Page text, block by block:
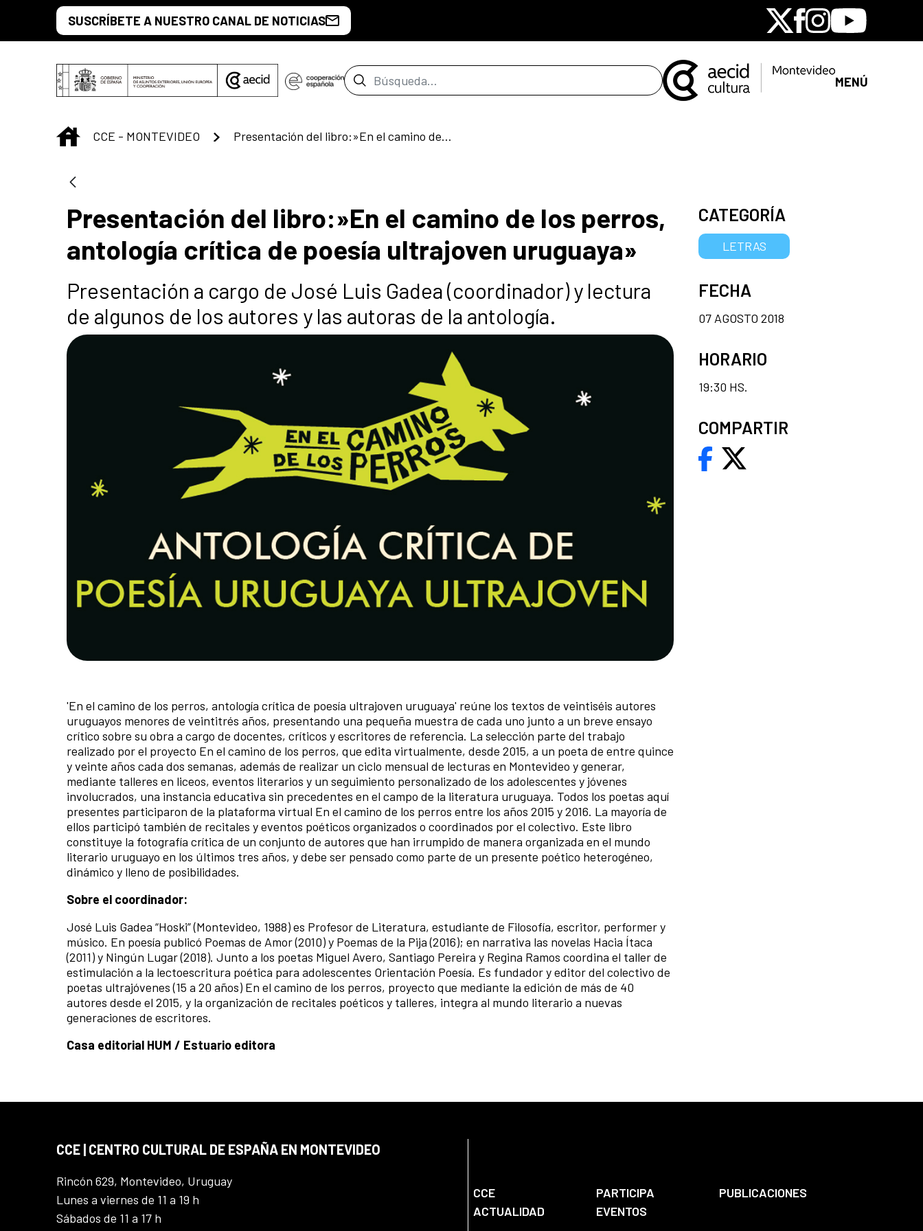
Saltar al contenido principal
SUSCRÍBETE A NUESTRO CANAL DE NOTICIAS X Facebook
Instagram
Youtube
Barra de búsqueda MENÚ
INICIO
CCE - MONTEVIDEO Presentación del libro:»En el camino de los perros, antología crítica de poesía ultrajoven uruguaya»
Presentación del libro:»En el camino de los perros,
antología crítica de poesía ultrajoven uruguaya»
Presentación a cargo de José Luis Gadea (coordinador) y lectura
de algunos de los autores y las autoras de la antología.
'En el camino de los perros, antología crítica de poesía ultrajoven uruguaya' reúne los textos de veintiséis autores
uruguayos menores de veintitrés años, presentando una pequeña muestra de cada uno junto a un breve ensayo
crítico sobre su obra a cargo de docentes, críticos y escritores de referencia. La selección parte del trabajo
realizado por el proyecto En el camino de los perros, que edita virtualmente, desde 2015, a un poeta de entre quince
y veinte años cada dos semanas, además de realizar un ciclo mensual de lecturas en Montevideo y generar,
mediante talleres en liceos, eventos literarios y un seguimiento personalizado de los adolescentes y jóvenes
involucrados, una instancia educativa sin precedentes en el campo de la literatura uruguaya. Todos los poetas aquí
presentes participaron de la plataforma virtual En el camino de los perros entre los años 2015 y 2016. La mayoría de
ellos participó también de recitales y eventos poéticos organizados o coordinados por el colectivo. Este libro
constituye la fotografía crítica de un conjunto de autores que han irrumpido de manera organizada en el mundo
literario uruguayo en los últimos tres años, y debe ser pensado como parte de un presente poético heterogéneo,
dinámico y lleno de posibilidades.
Sobre el coordinador:
José Luis Gadea “Hoski” (Montevideo, 1988) es Profesor de Literatura, estudiante de Filosofía, escritor, performer y
músico. En poesía publicó Poemas de Amor (2010) y Poemas de la Pija (2016); en narrativa las novelas Hacia Ítaca
(2011) y Ningún Lugar (2018). Junto a los poetas Miguel Avero, Santiago Pereira y Regina Ramos coordina el taller de
estimulación a la lectoescritura poética para adolescentes Orientación Poesía. Es fundador y editor del colectivo de
poetas ultrajóvenes (15 a 20 años) En el camino de los perros, proyecto que mediante la edición de más de 40
autores desde el 2015, y la organización de recitales poéticos y talleres, integra al mundo literario a nuevas
generaciones de escritores.
Casa editorial HUM / Estuario editora
CATEGORÍA
LETRAS
FECHA
07 AGOSTO 2018
HORARIO
19:30 HS.
COMPARTIR
CCE | CENTRO CULTURAL DE ESPAÑA EN MONTEVIDEO
Rincón 629, Montevideo, Uruguay
Lunes a viernes de 11 a 19 h
Sábados de 11 a 17 h
CCE PARTICIPA
PUBLICACIONES
ACTUALIDAD
EVENTOS